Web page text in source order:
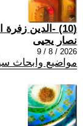
(10) -الدين زفرة المظلوم وشهقة المكلوم-[1]
نصار يحيى
2026 / 8 / 9
مواضيع وابحاث